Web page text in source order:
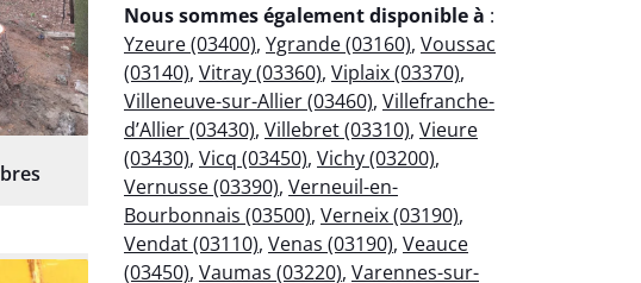
Nous sommes également disponible à :
Yzeure (03400), Ygrande (03160), Voussac
(03140), Vitray (03360), Viplaix (03370),
Villeneuve-sur-Allier (03460), Villefranche-
d’Allier (03430), Villebret (03310), Vieure
(03430), Vicq (03450), Vichy (03200),
Vernusse (03390), Verneuil-en-
Bourbonnais (03500), Verneix (03190),
Vendat (03110), Venas (03190), Veauce
(03450), Vaumas (03220), Varennes-sur-